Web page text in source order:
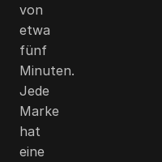
von
etwa
fünf
Minuten.
Jede
Marke
hat
eine